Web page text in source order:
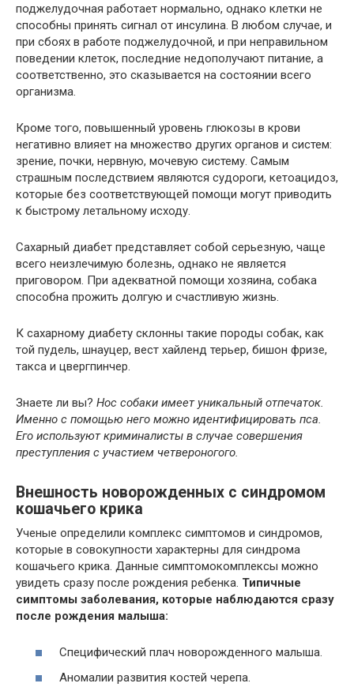
поджелудочная работает нормально, однако клетки не
способны принять сигнал от инсулина. В любом случае, и
при сбоях в работе поджелудочной, и при неправильном
поведении клеток, последние недополучают питание, а
соответственно, это сказывается на состоянии всего
организма.
Кроме того, повышенный уровень глюкозы в крови
негативно влияет на множество других органов и систем:
зрение, почки, нервную, мочевую систему. Самым
страшным последствием являются судороги, кетоацидоз,
которые без соответствующей помощи могут приводить
к быстрому летальному исходу.
Сахарный диабет представляет собой серьезную, чаще
всего неизлечимую болезнь, однако не является
приговором. При адекватной помощи хозяина, собака
способна прожить долгую и счастливую жизнь.
К сахарному диабету склонны такие породы собак, как
той пудель, шнауцер, вест хайленд терьер, бишон фризе,
такса и цвергпинчер.
Знаете ли вы? Нос собаки имеет уникальный отпечаток.
Именно с помощью него можно идентифицировать пса.
Его используют криминалисты в случае совершения
преступления с участием четвероногого.
Внешность новорожденных с синдромом
кошачьего крика
Ученые определили комплекс симптомов и синдромов,
которые в совокупности характерны для синдрома
кошачьего крика. Данные симптомокомплексы можно
увидеть сразу после рождения ребенка. Типичные
симптомы заболевания, которые наблюдаются сразу
после рождения малыша:
Специфический плач новорожденного малыша.
Аномалии развития костей черепа.